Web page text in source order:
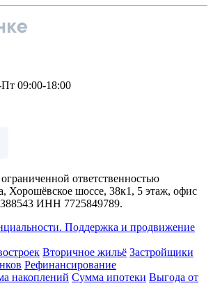
09:00-18:00
ответственностью
Хорошёвское шоссе, 38к1, 5 этаж, офис
ИНН 7725849789.
Поддержка и продвижение
Вторичное жильё Застройщики
Рефинансирование
накоплений Сумма ипотеки Выгода от